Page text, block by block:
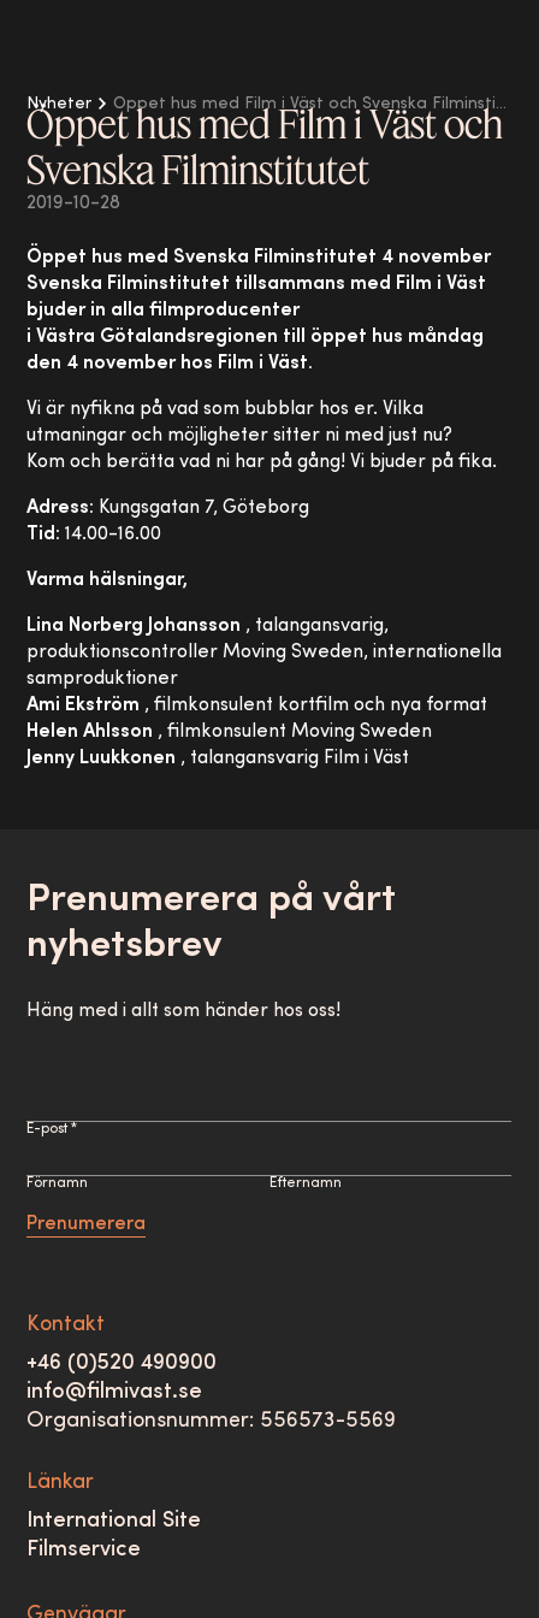
Nyheter Öppet hus med Film i Väst och Svenska Filminstitutet
Öppet hus med Film i Väst och
Svenska Filminstitutet
2019-10-28
Öppet hus med Svenska Filminstitutet 4 november
Svenska Filminstitutet tillsammans med Film i Väst
bjuder in alla filmproducenter
i Västra Götalandsregionen till öppet hus måndag
den 4 november hos Film i Väst.
Vi är nyfikna på vad som bubblar hos er. Vilka
utmaningar och möjligheter sitter ni med just nu?
Kom och berätta vad ni har på gång! Vi bjuder på fika.
Adress: Kungsgatan 7, Göteborg
Tid: 14.00-16.00
Varma hälsningar,
Lina Norberg Johansson , talangansvarig,
produktionscontroller Moving Sweden, internationella
samproduktioner
Ami Ekström , filmkonsulent kortfilm och nya format
Helen Ahlsson , filmkonsulent Moving Sweden
Jenny Luukkonen , talangansvarig Film i Väst
Prenumerera på vårt
nyhetsbrev
Häng med i allt som händer hos oss!
E-post *
Förnamn Efternamn
Prenumerera
Kontakt
+46 (0)520 490900
info@filmivast.se
Organisationsnummer: 556573-5569
Länkar
International Site
Filmservice